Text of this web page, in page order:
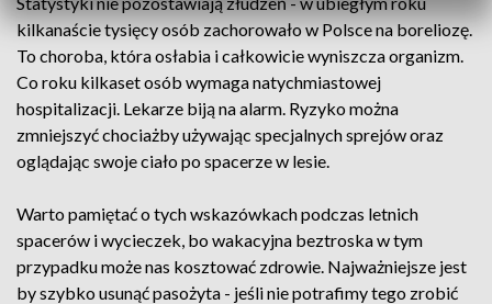
kilkanaście tysięcy osób zachorowało w Polsce na boreliozę.
To choroba, która osłabia i całkowicie wyniszcza organizm.
Co roku kilkaset osób wymaga natychmiastowej
hospitalizacji. Lekarze biją na alarm. Ryzyko można
zmniejszyć chociażby używając specjalnych sprejów oraz
oglądając swoje ciało po spacerze w lesie.
Warto pamiętać o tych wskazówkach podczas letnich
spacerów i wycieczek, bo wakacyjna beztroska w tym
przypadku może nas kosztować zdrowie. Najważniejsze jest
by szybko usunąć pasożyta - jeśli nie potrafimy tego zrobić